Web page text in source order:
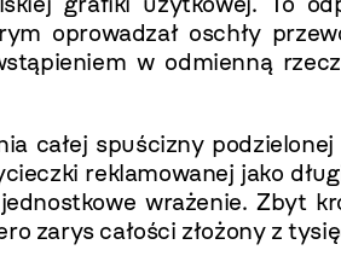
oprowadzał oschły
w odmienną
całej spuścizny
reklamowanej jako
wrażenie. Zbyt
zarys całości złożony z